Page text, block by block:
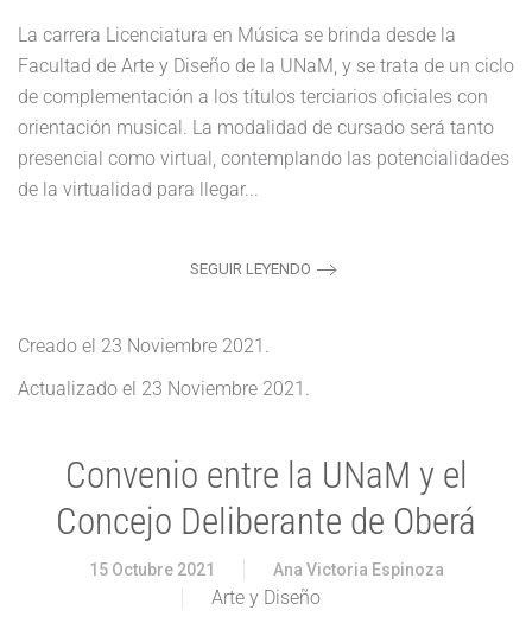
La carrera Licenciatura en Música se brinda desde la
Facultad de Arte y Diseño de la UNaM, y se trata de un ciclo
de complementación a los títulos terciarios oficiales con
orientación musical. La modalidad de cursado será tanto
presencial como virtual, contemplando las potencialidades
de la virtualidad para llegar...
SEGUIR LEYENDO
Creado el 23 Noviembre 2021 .
Actualizado el 23 Noviembre 2021 .
Convenio entre la UNaM y el
Concejo Deliberante de Oberá
15 Octubre 2021 Ana Victoria Espinoza
Arte y Diseño